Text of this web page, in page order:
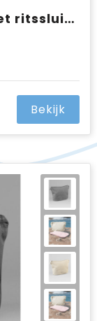
Reis oogmasker-kussen met ritssluiting
Bekijk